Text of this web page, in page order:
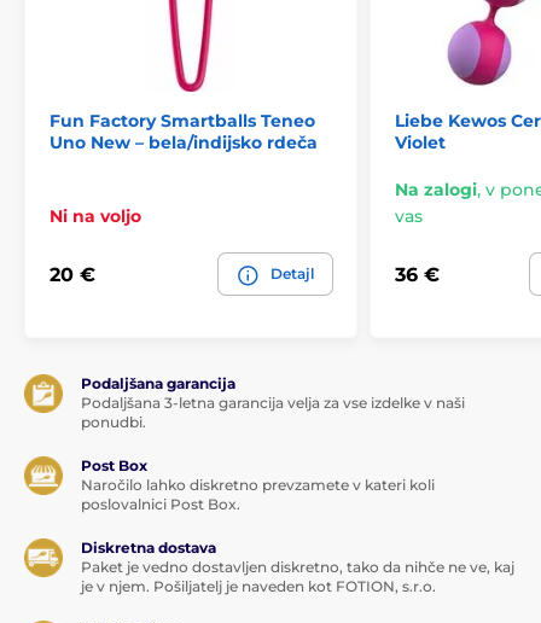
Fun Factory Smartballs Teneo
Uno New – bela/indijsko rdeča
Ni na voljo
20 € Detajl
Liebe Kewos
Violet
Na zalogi, v
vas
36 €
Podaljšana garancija
Podaljšana 3-letna garancija velja za vse izdelke v naši
ponudbi.
Post Box
Naročilo lahko diskretno prevzamete v kateri koli
poslovalnici Post Box.
Diskretna dostava
Paket je vedno dostavljen diskretno, tako da nihče ne ve, kaj
je v njem. Pošiljatelj je naveden kot FOTION, s.r.o.